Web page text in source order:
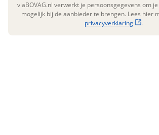
Vraag mijn inruilwaarde
viaBOVAG.nl verwerkt je persoonsgegevens om
mogelijk bij de aanbieder te brengen. Lees hier
privacyverklaring
.